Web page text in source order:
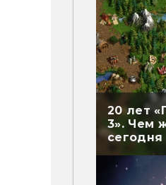
20 лет
3». Чем
сегодня